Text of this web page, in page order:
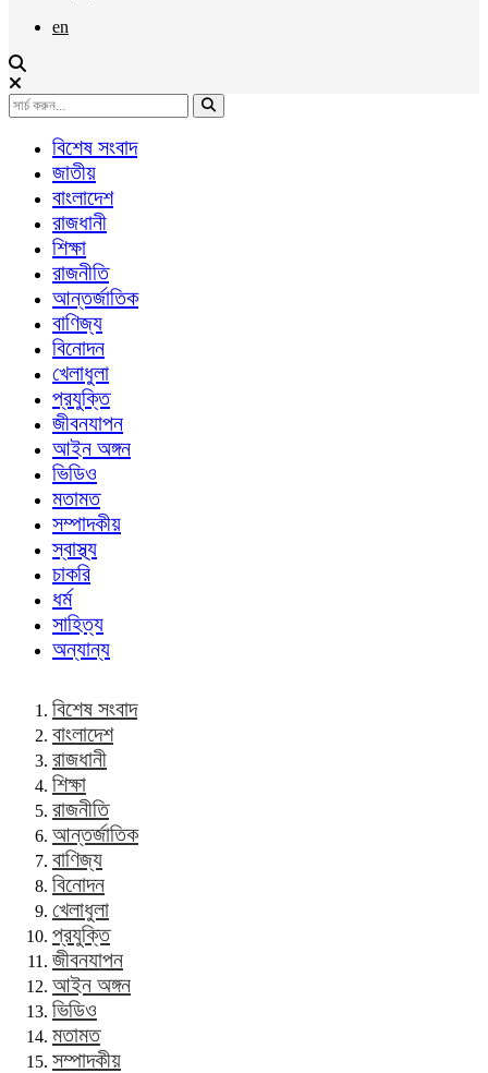
en
বিশেষ সংবাদ
জাতীয়
বাংলাদেশ
রাজধানী
শিক্ষা
রাজনীতি
আন্তর্জাতিক
বাণিজ্য
বিনোদন
খেলাধুলা
প্রযুক্তি
জীবনযাপন
আইন অঙ্গন
ভিডিও
মতামত
সম্পাদকীয়
স্বাস্থ্য
চাকরি
ধর্ম
সাহিত্য
অন্যান্য
বিশেষ সংবাদ
বাংলাদেশ
রাজধানী
শিক্ষা
রাজনীতি
আন্তর্জাতিক
বাণিজ্য
বিনোদন
খেলাধুলা
প্রযুক্তি
জীবনযাপন
আইন অঙ্গন
ভিডিও
মতামত
সম্পাদকীয়